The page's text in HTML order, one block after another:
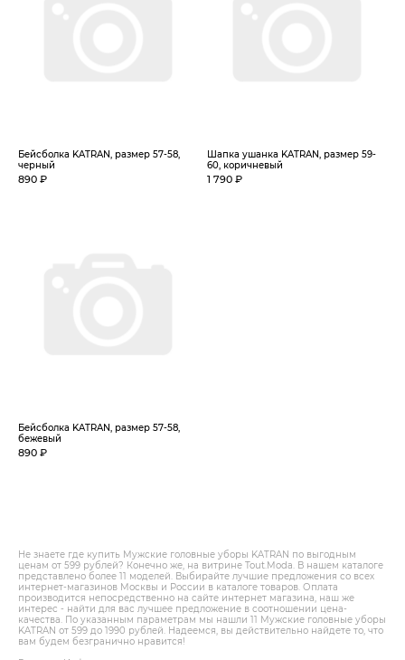
Бейсболка KATRAN, размер 57-58,
черный
890 ₽
Шапка ушанка KATRAN, размер 59-
60, коричневый
1 790 ₽
Бейсболка KATRAN, размер 57-58,
бежевый
890 ₽
Не знаете где купить Мужские головные уборы KATRAN по выгодным
ценам от 599 рублей? Конечно же, на витрине Tout.Modа. В нашем каталоге
представлено более 11 моделей. Выбирайте лучшие предложения со всех
интернет-магазинов Москвы и России в каталоге товаров. Оплата
производится непосредственно на сайте интернет магазина, наш же
интерес - найти для вас лучшее предложение в соотношении цена-
качества. По указанным параметрам мы нашли 11 Мужские головные уборы
KATRAN от 599 до 1990 рублей. Надеемся, вы действительно найдете то, что
вам будем безгранично нравится!